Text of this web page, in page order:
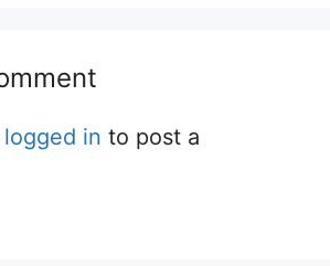
logged in to post a